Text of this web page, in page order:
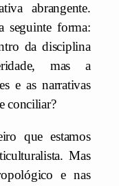
abrangente.
seguinte forma:
da disciplina
mas a
e as narrativas
conciliar?
que estamos
Mas
e nas